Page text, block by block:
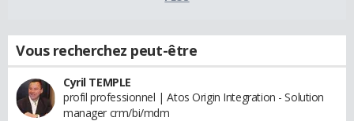
Vous recherchez peut-être
Cyril TEMPLE
profil professionnel | Atos Origin Integration - Solution
manager crm/bi/mdm